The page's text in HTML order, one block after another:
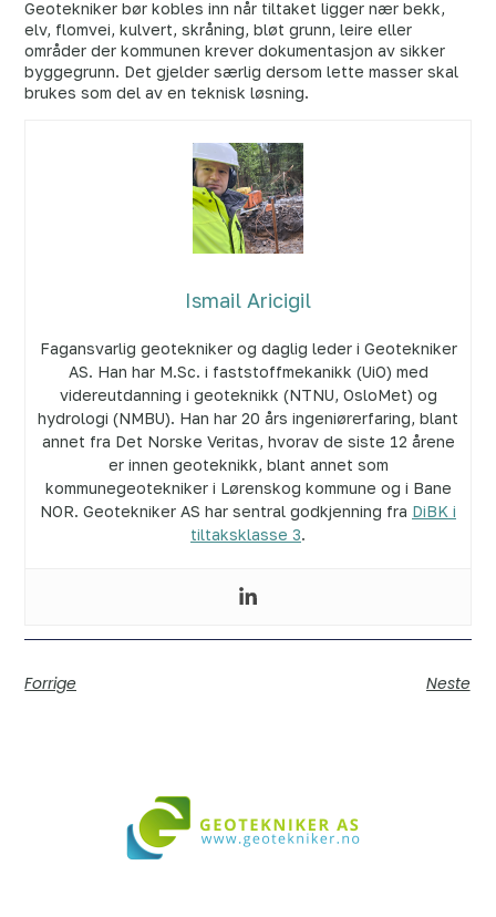
Geotekniker bør kobles inn når tiltaket ligger nær bekk,
elv, flomvei, kulvert, skråning, bløt grunn, leire eller
områder der kommunen krever dokumentasjon av sikker
byggegrunn. Det gjelder særlig dersom lette masser skal
brukes som del av en teknisk løsning.
Ismail Aricigil
Fagansvarlig geotekniker og daglig leder i Geotekniker
AS. Han har M.Sc. i faststoffmekanikk (UiO) med
videreutdanning i geoteknikk (NTNU, OsloMet) og
hydrologi (NMBU). Han har 20 års ingeniørerfaring, blant
annet fra Det Norske Veritas, hvorav de siste 12 årene
er innen geoteknikk, blant annet som
kommunegeotekniker i Lørenskog kommune og i Bane
NOR. Geotekniker AS har sentral godkjenning fra DiBK i
tiltaksklasse 3.
Forrige Neste